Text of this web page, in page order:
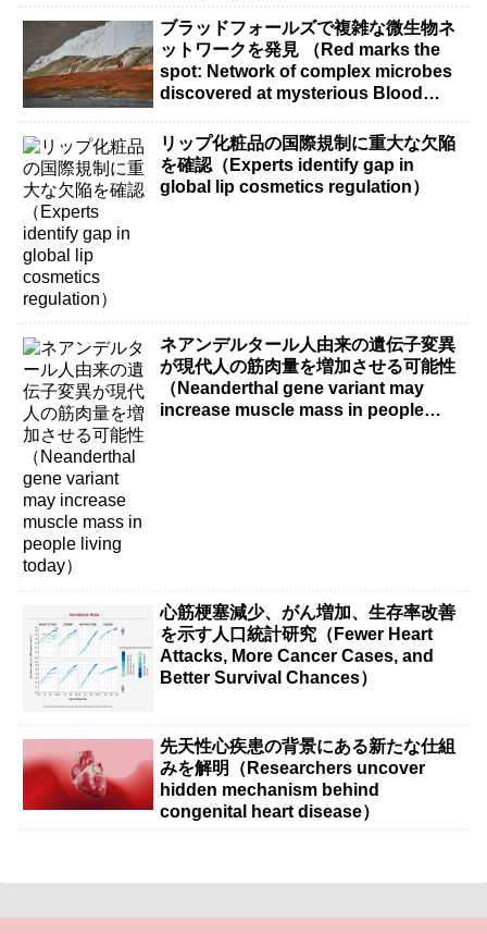
ブラッドフォールズで複雑な微生物ネ
ットワークを発見 （Red marks the
spot: Network of complex microbes
discovered at mysterious Blood
リップ化粧品の国際規制に重大な欠陥
を確認（Experts identify gap in
global lip cosmetics regulation）
ネアンデルタール人由来の遺伝子変異
が現代人の筋肉量を増加させる可能性
（Neanderthal gene variant may
increase muscle mass in people
心筋梗塞減少、がん増加、生存率改善
を示す人口統計研究（Fewer Heart
Attacks, More Cancer Cases, and
Better Survival Chances）
先天性心疾患の背景にある新たな仕組
みを解明（Researchers uncover
hidden mechanism behind
congenital heart disease）